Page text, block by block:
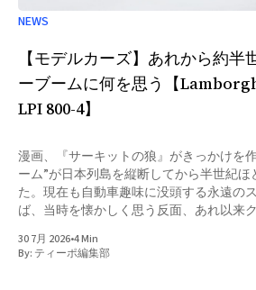
NEWS
【モデルカーズ】あれから約半
ーブームに何を思う【
LPI 800-4】
漫画、『サーキットの狼』がきっかけを
ーム”が日本列島を縦断してから半世紀ほ
た。現在も自動車趣味に没頭する永遠の
ば、当時を懐かしく思う反面、あれ以来
も彼もと盛り上がれる瞬間が訪れていな
かもしれない。あの頃スーパーカーに夢
30 7月 2026•4 Min
By: ティーポ編集部